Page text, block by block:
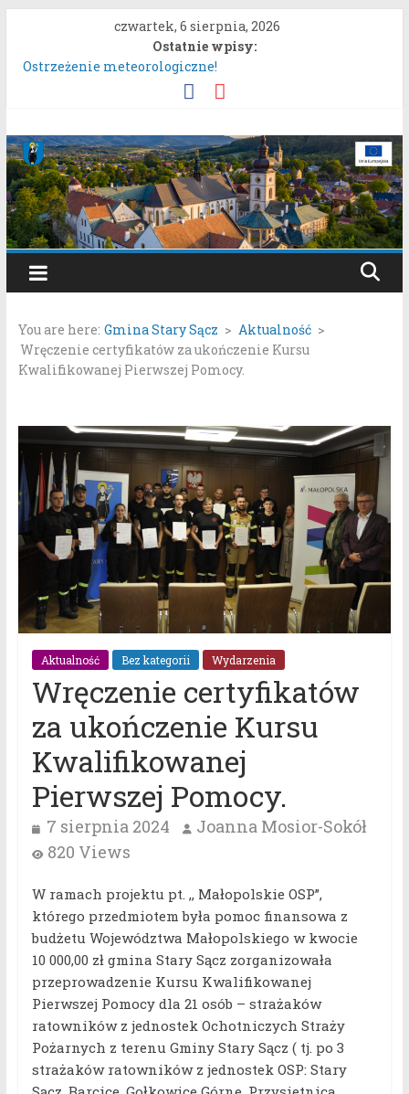
treści
czwartek, 6 sierpnia, 2026
Ostatnie wpisy:
Ostrzeżenie meteorologiczne!
Konkurs „Moc Bukietów Matki Boskiej Zielnej”.
przestrzennego „Miasto Stary Sącz – Plan Nr 1A”.
System nieodpłatnej pomocy prawnej!
Ostrzeżenie meteorologiczne.
Gmina
Stary
Sącz
Portal
Gminy
Stary
Sącz
You are here: Gmina Stary Sącz > Aktualność >
Wręczenie certyfikatów za ukończenie Kursu
Kwalifikowanej Pierwszej Pomocy.
Aktualność Bez kategorii Wydarzenia
Wręczenie certyfikatów
za ukończenie Kursu
Kwalifikowanej
Pierwszej Pomocy.
7 sierpnia 2024
Joanna Mosior-Sokół
820 Views
W ramach projektu pt. ,, Małopolskie OSP”,
którego przedmiotem była pomoc finansowa z
budżetu Województwa Małopolskiego w kwocie
10 000,00 zł gmina Stary Sącz zorganizowała
przeprowadzenie Kursu Kwalifikowanej
Pierwszej Pomocy dla 21 osób – strażaków
ratowników z jednostek Ochotniczych Straży
Pożarnych z terenu Gminy Stary Sącz ( tj. po 3
strażaków ratowników z jednostek OSP: Stary